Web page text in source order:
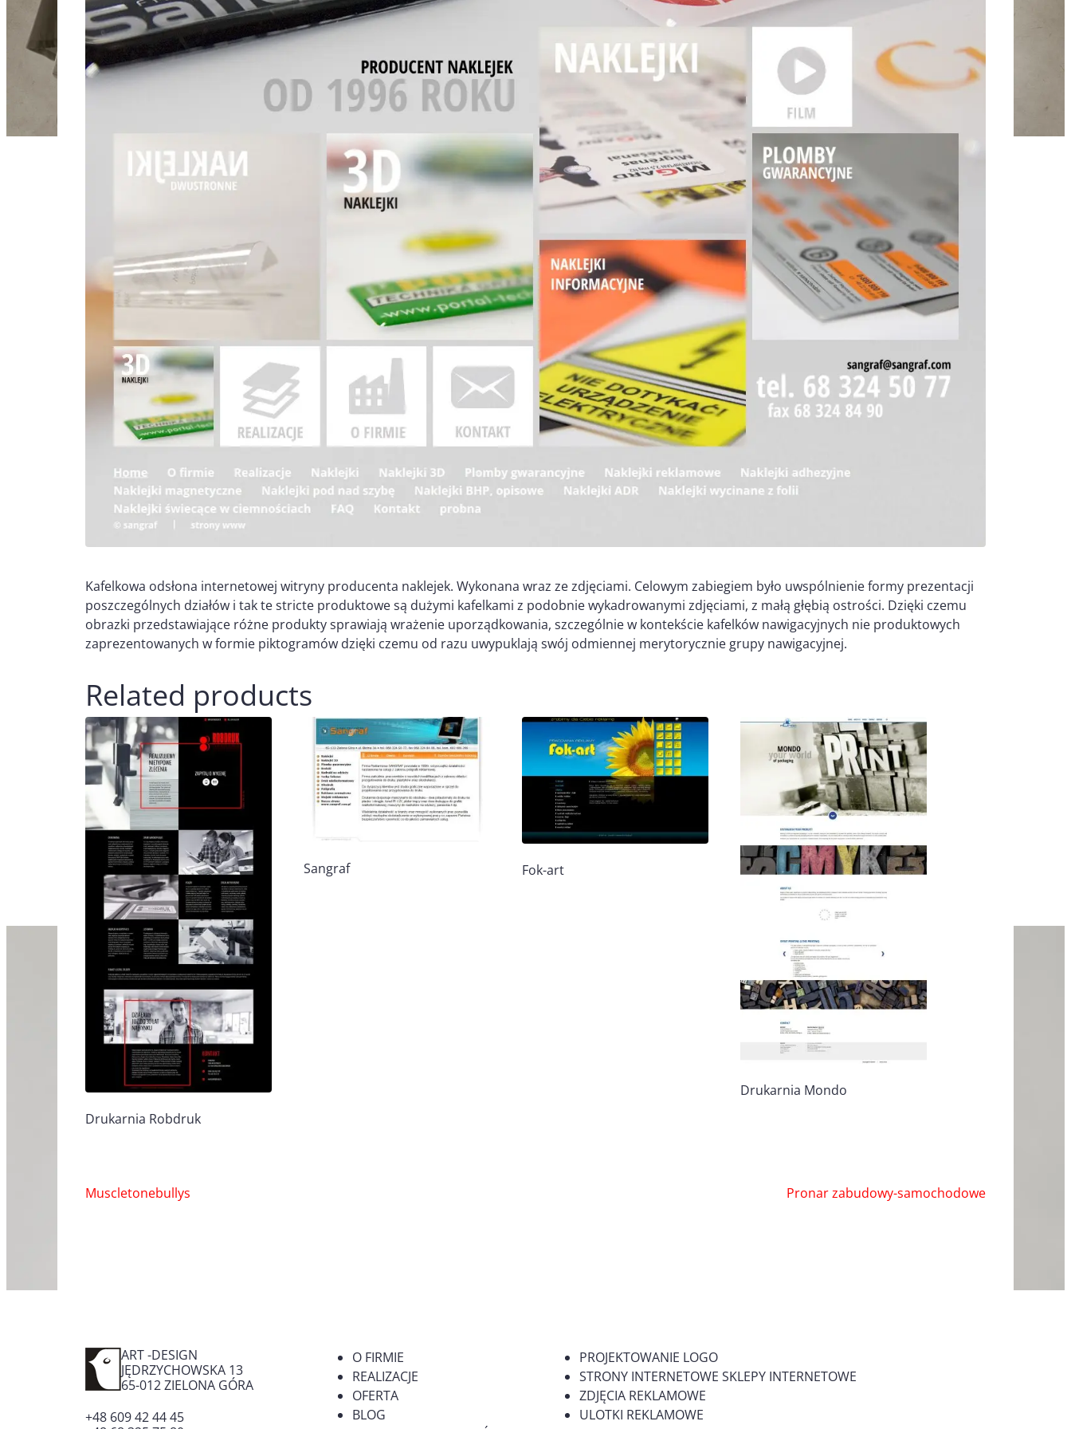
Kafelkowa odsłona internetowej witryny producenta naklejek. Wykonana wraz ze zdjęciami. Celowym zabiegiem było uwspólnienie formy prezentacji
poszczególnych działów i tak te stricte produktowe są dużymi kafelkami z podobnie wykadrowanymi zdjęciami, z małą głębią ostrości. Dzięki czemu
obrazki przedstawiające różne produkty sprawiają wrażenie uporządkowania, szczególnie w kontekście kafelków nawigacyjnych nie produktowych
zaprezentowanych w formie piktogramów dzięki czemu od razu uwypuklają swój odmiennej merytorycznie grupy nawigacyjnej.
Related products
Drukarnia Robdruk
Sangraf Fok-art
Drukarnia Mondo
Nawigacja
Muscletonebullys Pronar zabudowy-samochodowe
ART -DESIGN
JĘDRZYCHOWSKA 13
65-012ZIELONA GÓRA
+48 609 42 44 45
O FIRMIE
REALIZACJE
OFERTA
BLOG
PROJEKTOWANIE LOGO
STRONY INTERNETOWE SKLEPY INTERNETOWE
ZDJĘCIA REKLAMOWE
ULOTKI REKLAMOWE